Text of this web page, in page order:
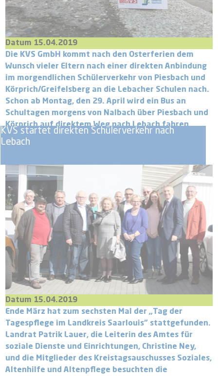
KVS startet direkten Schülerverkehr nach
Lebach
Datum 15.04.2019
Die KVS GmbH kommt nach den Osterferien dem
Wunsch vieler Eltern nach einer direkten Anbindung
im morgendlichen Schülerverkehr von Piesbach und
Körprich/Greifelsberg an die Lebacher Schulen nach.
Schon ab Montag, den 29. April wird ein Bus an
Schultagen morgens von Nalbach über Piesbach und
Körprich auf direktem Weg nach Lebach fahren.
Datum 15.04.2019
Ende März hat zum sechsten Mal der „Tag der
Tagespflege im Landkreis Saarlouis“ stattgefunden.
Landrat Patrik Lauer, die Leiterin des Amtes für
soziale Dienste und Einrichtungen, Christine Ney,
und die Mitglieder des Kreistagsauschusses Soziales,
Altenhilfe und Altenpflege besuchten die